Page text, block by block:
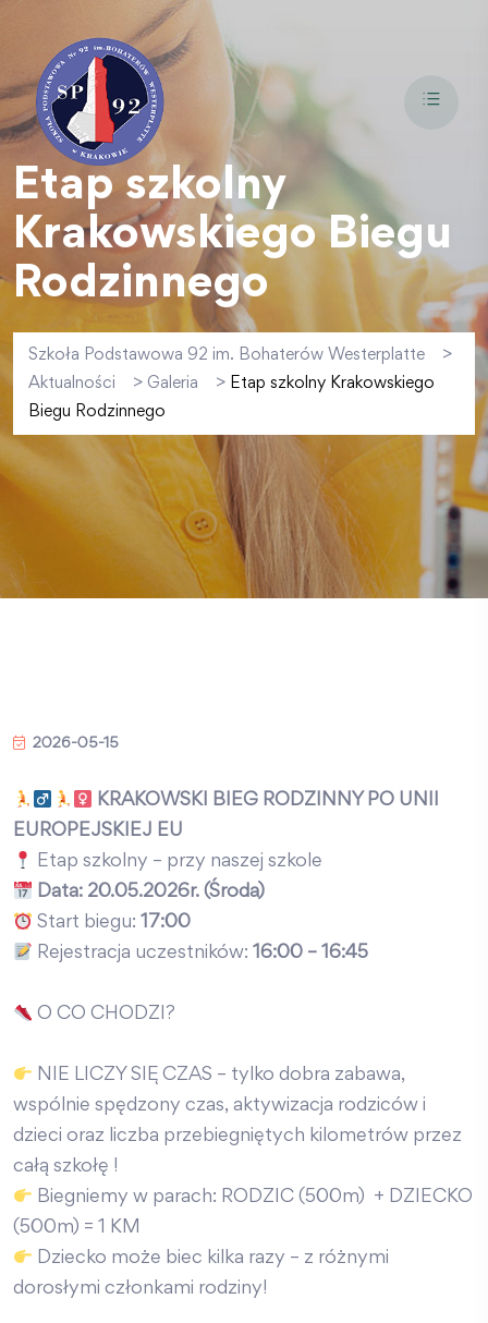
Etap szkolny
Krakowskiego Biegu
Rodzinnego
Szkoła Podstawowa 92 im. Bohaterów Westerplatte
>
Aktualności
> Galeria > Etap szkolny Krakowskiego
Biegu Rodzinnego
2026-05-15
KRAKOWSKI BIEG RODZINNY PO UNII
EUROPEJSKIEJ EU
Etap szkolny – przy naszej szkole
Data: 20.05.2026r. (Środa)
Start biegu:
17:00
Rejestracja uczestników:
16:00 – 16:45
O CO CHODZI?
NIE LICZY SIĘ CZAS – tylko dobra zabawa,
wspólnie spędzony czas, aktywizacja rodziców i
dzieci oraz liczba przebiegniętych kilometrów przez
całą szkołę !
Biegniemy w parach: RODZIC (500m) + DZIECKO
(500m) = 1 KM
Dziecko może biec kilka razy – z różnymi
dorosłymi członkami rodziny!